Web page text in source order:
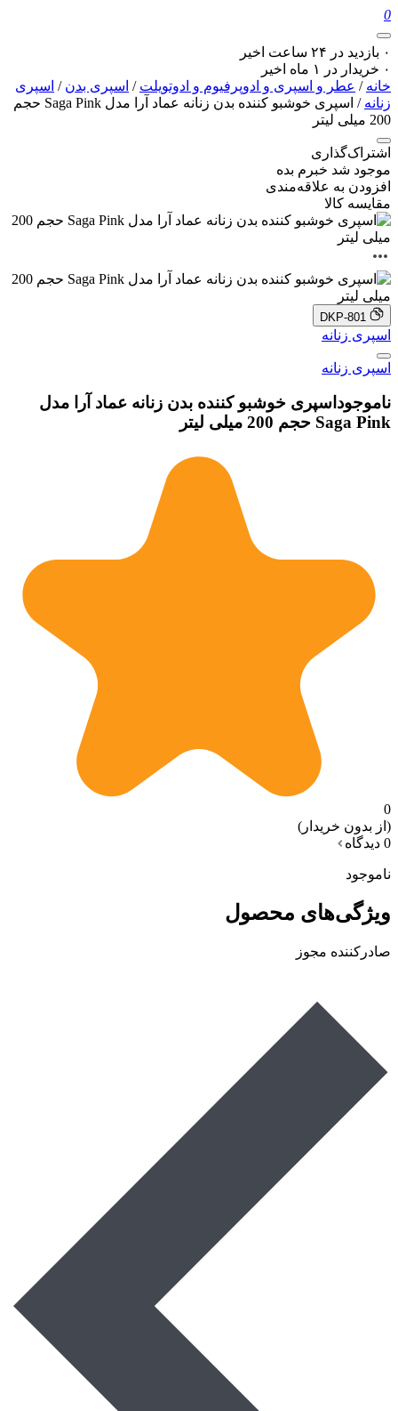
0
۰ بازدید در ۲۴ ساعت اخیر
۰ خریدار در ۱ ماه اخیر
خانه / عطر و اسپری و ادوپرفیوم و ادوتویلت / اسپری بدن / اسپری
زنانه
/ اسپری خوشبو کننده بدن زنانه عماد آرا مدل Saga Pink حجم
200 میلی لیتر
اشتراک‌گذاری
موجود شد خبرم بده
افزودن به علاقه‌مندی
مقایسه کالا
DKP-801
اسپری زنانه
اسپری زنانه
ناموجود اسپری خوشبو کننده بدن زنانه عماد آرا مدل
Saga Pink حجم 200 میلی لیتر
0
(از بدون خریدار)
0 دیدگاه
ناموجود
ویژگی‌های محصول
صادرکننده مجوز